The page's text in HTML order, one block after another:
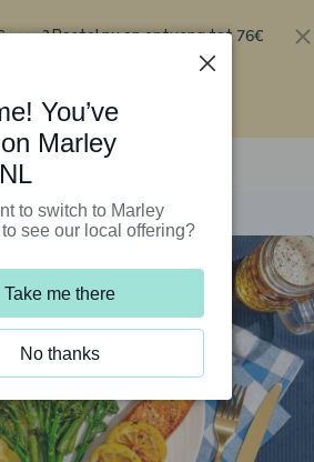
Bestel nu en ontvang tot 76€
You’ve
Marley
to switch to Marley
see our local offering?
Take me there
No thanks